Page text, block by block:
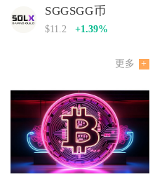
SGGSGG币
$11.2 +1.39%
更多